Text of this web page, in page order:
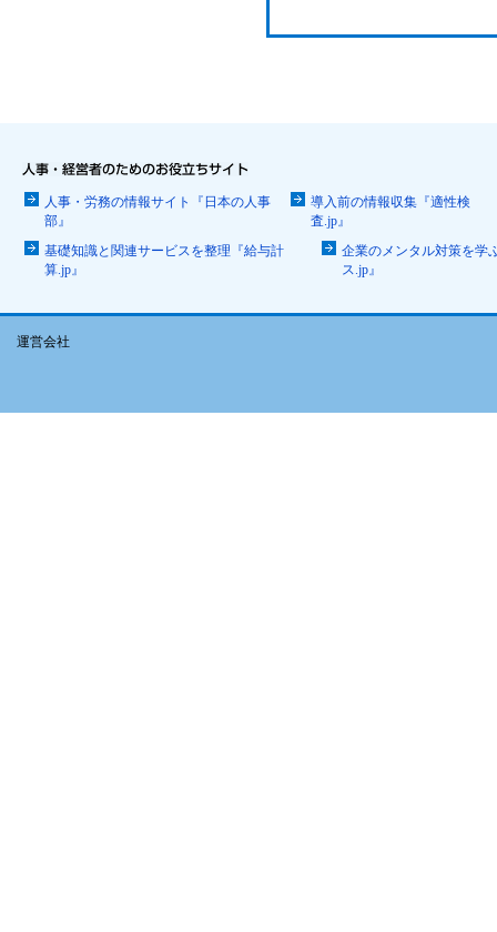
人事・労務の情報サイト『日本の人事
部』
導入前の情報収集『適性検
査.jp』
基礎知識と関連サービスを整理『給与計
算.jp』
企業のメンタル対策を学
ス.jp』
運営会社